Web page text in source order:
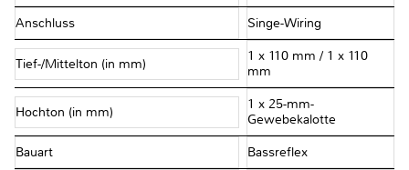
Anschluss Singe-Wiring
Tief-/Mittelton (in mm)
1 x 110 mm / 1 x 110
mm
Hochton (in mm)
1 x 25-mm-
Gewebekalotte
Bauart Bassreflex